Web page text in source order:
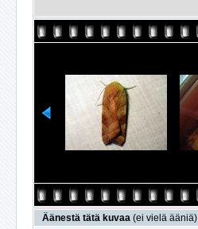
Äänestä tätä kuvaa (ei vielä ääniä)